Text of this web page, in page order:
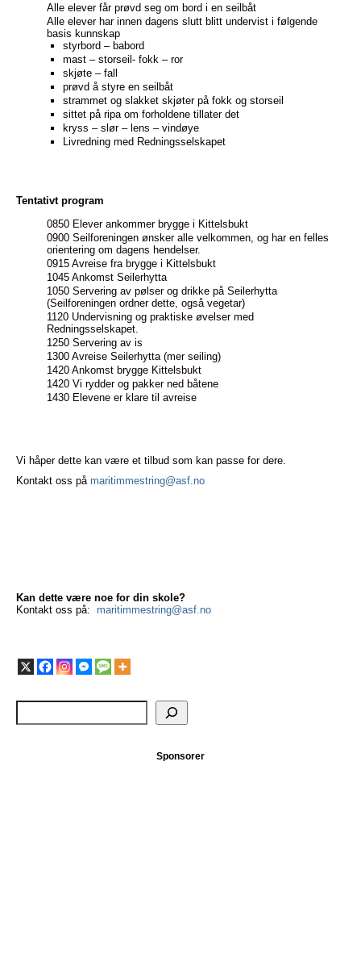
Alle elever får prøvd seg om bord i en seilbåt
Alle elever har innen dagens slutt blitt undervist i følgende
basis kunnskap
styrbord – babord
mast – storseil- fokk – ror
skjøte – fall
prøvd å styre en seilbåt
strammet og slakket skjøter på fokk og storseil
sittet på ripa om forholdene tillater det
kryss – slør – lens – vindøye
Livredning med Redningsselskapet
Tentativt program
0850 Elever ankommer brygge i Kittelsbukt
0900 Seilforeningen ønsker alle velkommen, og har en felles
orientering om dagens hendelser.
0915 Avreise fra brygge i Kittelsbukt
1045 Ankomst Seilerhytta
1050 Servering av pølser og drikke på Seilerhytta
(Seilforeningen ordner dette, også vegetar)
1120 Undervisning og praktiske øvelser med
Redningsselskapet.
1250 Servering av is
1300 Avreise Seilerhytta (mer seiling)
1420 Ankomst brygge Kittelsbukt
1420 Vi rydder og pakker ned båtene
1430 Elevene er klare til avreise
Vi håper dette kan være et tilbud som kan passe for dere.
Kontakt oss på maritimmestring@asf.no
Kan dette være noe for din skole?
Kontakt oss på: maritimmestring@asf.no
Sponsorer